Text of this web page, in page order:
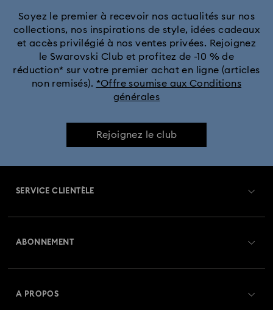
Collection Florere Collection Gema
Collection Holiday Cheers
Collection Holiday Magic Collection Hyperbola
Collection Idyllia Collection Idyllia Lilia
Soyez le premier à recevoir nos actualités sur nos
collections, nos inspirations de style, idées cadeaux
et accès privilégié à nos ventes privées. Rejoignez
le Swarovski Club et profitez de -10 % de
réduction* sur votre premier achat en ligne (articles
non remisés). *Offre soumise aux Conditions
générales
Rejoignez le club
SERVICE CLIENTÈLE
ABONNEMENT
A PROPOS